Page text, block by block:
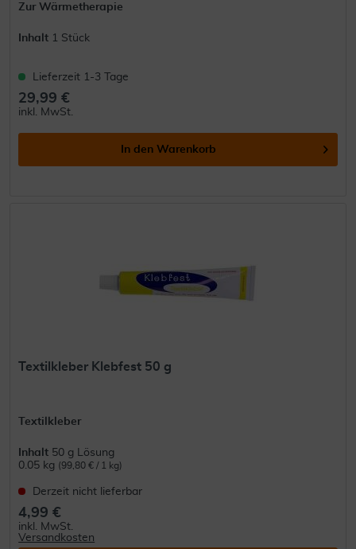
Zur Wärmetherapie
Inhalt 1 Stück
Lieferzeit 1-3 Tage
29,99 €
inkl. MwSt.
In den Warenkorb
Textilkleber Klebfest 50 g
Textilkleber
Inhalt 50 g Lösung
0.05 kg (99,80 € / 1 kg)
Derzeit nicht lieferbar
4,99 €
inkl. MwSt.
Versandkosten